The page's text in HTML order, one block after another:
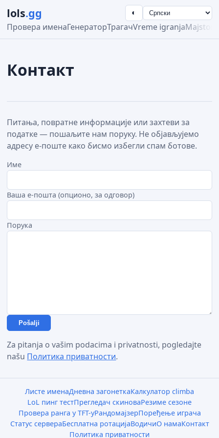
lols.gg
Провера именаГенераторТрагачVreme igranja
◐
Контакт
Питања, повратне информације или захтеви за
податке — пошаљите нам поруку. Не објављујемо
адресу е-поште како бисмо избегли спам ботове.
Име
Ваша е-пошта (опционо, за одговор)
Порука
Pošalji
Za pitanja o vašim podacima i privatnosti, pogledajte
našu Политика приватности.
Листе именаДневна загонеткаКалкулатор climba
LoL пинг тестПрегледач скиноваРезиме сезоне
Провера ранга у TFT-уРандомајзерПоређење играча
Статус сервераБесплатна ротацијаВодичиО намаКонтакт
Политика приватности